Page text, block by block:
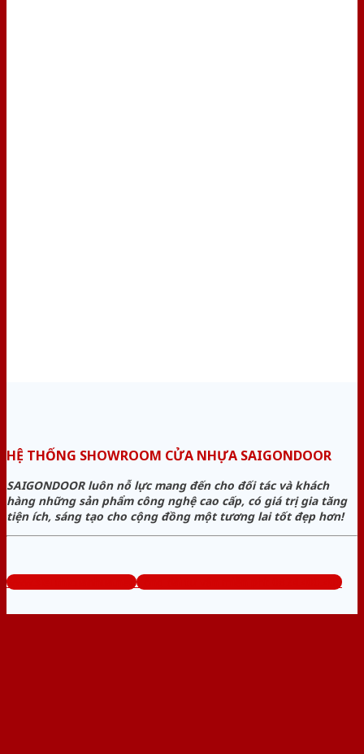
HỆ THỐNG SHOWROOM CỬA NHỰA SAIGONDOOR
SAIGONDOOR luôn nỗ lực mang đến cho đối tác và khách
hàng những sản phẩm công nghệ cao cấp, có giá trị gia tăng
tiện ích, sáng tạo cho cộng đồng một tương lai tốt đẹp hơn!
www.sieuthicuanhua.net Tổng đài tư vấn miễn phí: 0824.400.400